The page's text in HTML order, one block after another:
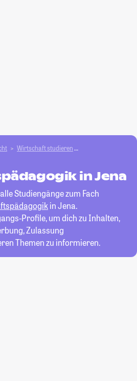
Wirtschaft studieren
in Jena
Studiengänge zum Fach
in Jena.
Profile, um dich zu Inhalten,
Zulassung
Themen zu informieren.